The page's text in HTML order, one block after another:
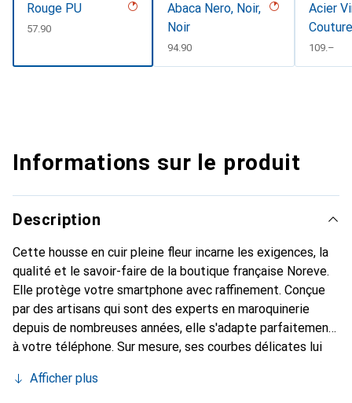
Rouge PU
CHF
57.90
Abaca Nero, Noir,
Noir
CHF
94.90
Acier
Couture
CHF
109.–
Informations sur le produit
Description
Cette housse en cuir pleine fleur incarne les exigences, la
qualité et le savoir-faire de la boutique française Noreve.
Elle protège votre smartphone avec raffinement. Conçue
par des artisans qui sont des experts en maroquinerie
depuis de nombreuses années, elle s'adapte parfaitement
à votre téléphone. Sur mesure, ses courbes délicates lui
l'accessoire chic et indispensable pour votre smartphone.
Afficher plus